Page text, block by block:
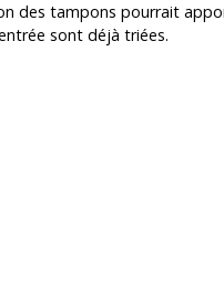
des tampons pourrait
sont déjà triées.